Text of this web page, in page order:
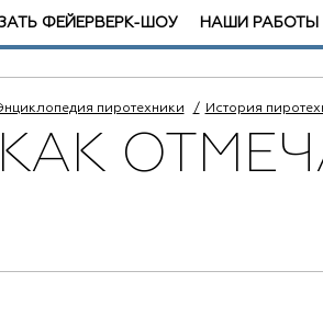
ФЕЙЕРВЕРК-ШОУ НАШИ РАБОТЫ
пиротехники История
КАК